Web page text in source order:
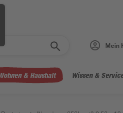
Mein
& Haushalt Wissen &